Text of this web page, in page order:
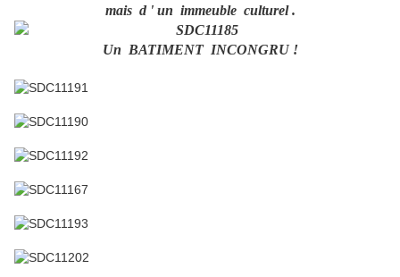
mais d ' un immeuble culturel .
Un BATIMENT INCONGRU !